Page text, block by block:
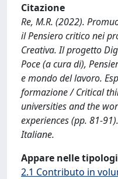
Citazione
Re, M.R. (2022).
il Pensiero critico nei
Creativa. Il progetto
Poce (a cura di),
e mondo del lavoro.
formazione / Critical
universities and the
experiences (pp. 81-
Italiane.
Appare nelle
2.1 Contributo in